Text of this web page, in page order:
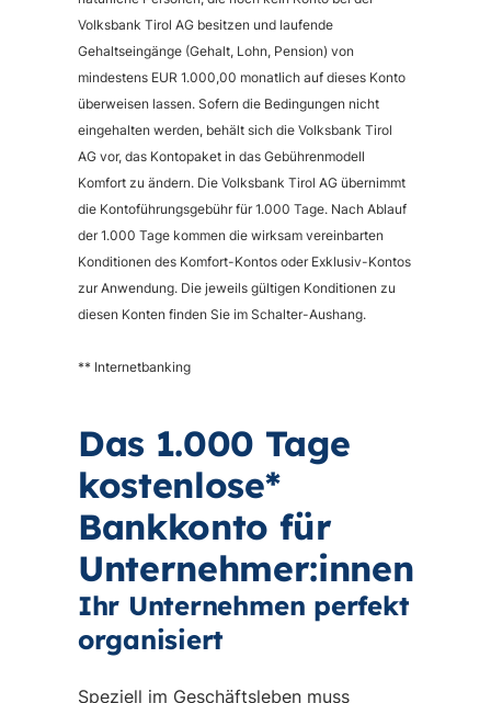
Volksbank Tirol AG besitzen und laufende
Gehaltseingänge (Gehalt, Lohn, Pension) von
mindestens EUR 1.000,00 monatlich auf dieses Konto
überweisen lassen. Sofern die Bedingungen nicht
eingehalten werden, behält sich die Volksbank Tirol
AG vor, das Kontopaket in das Gebührenmodell
Komfort zu ändern. Die Volksbank Tirol AG übernimmt
die Kontoführungsgebühr für 1.000 Tage. Nach Ablauf
der 1.000 Tage kommen die wirksam vereinbarten
Konditionen des Komfort-Kontos oder Exklusiv-Kontos
zur Anwendung. Die jeweils gültigen Konditionen zu
diesen Konten finden Sie im Schalter-Aushang.
** Internetbanking
Das 1.000 Tage
kostenlose*
Bankkonto für
Unternehmer:innen
Ihr Unternehmen perfekt
organisiert
Speziell im Geschäftsleben muss